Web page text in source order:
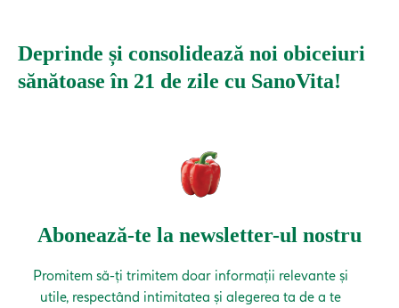
Deprinde și consolidează noi obiceiuri
sănătoase în 21 de zile cu SanoVita!
Abonează-te la newsletter-ul nostru
Promitem să-ți trimitem doar informații relevante și
utile, respectând intimitatea și alegerea ta de a te